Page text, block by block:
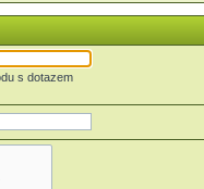
s dotazem